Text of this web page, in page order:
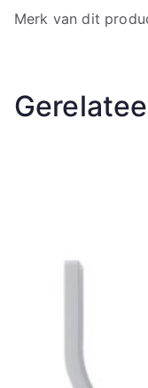
Merk van dit